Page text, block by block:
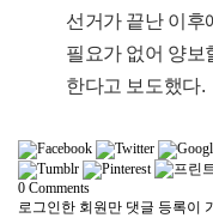
선거가 끝난 이후
필요가 없어 양보
한다고 보도했다.
0 Comments
로그인한 회원만 댓글 등록이